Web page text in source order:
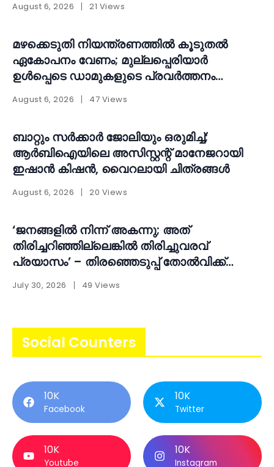
August 6, 2026 21 Views
മഴക്കെടുതി നിയന്ത്രണത്തിൽ കൂടുതൽ
ഏകോപനം വേണം; മുല്ലപ്പെരിയാർ
ഉൾപ്പെടെ ഡാമുകളുടെ പ്രവർത്തനം
പുനഃപരിശോധിക്കണമെന്ന് ആവശ്യം
August 6, 2026 47 Views
ബാറ്റും സർക്കാർ ജോലിയും ഒരുമിച്ച്;
ആർബിഐയിലെ അസിസ്റ്റന്റ് മാനേജറായി
ഇഷാൻ കിഷൻ, വൈറലായി ചിത്രങ്ങൾ
August 6, 2026 20 Views
‘ജനങ്ങളിൽ നിന്ന് അകന്നു; അത്
തിരിച്ചറിഞ്ഞില്ലെങ്കിൽ തിരിച്ചുവരവ്
പ്രയാസം’ – തിരഞ്ഞെടുപ്പ് തോൽവിക്ക്
പിന്നാലെ ആത്മപരിശോധനയുമായി എ.എൻ.
ഷംസീർ
July 30, 2026 49 Views
Social Counters
10K
Facebook
10K
Twitter
10K
Youtube
10K
Instagram